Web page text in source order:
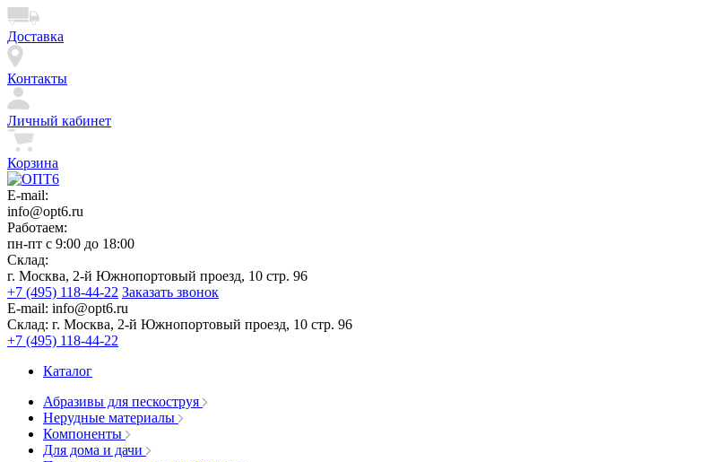
Доставка
Контакты
Личный кабинет
Корзина
E-mail:
info@opt6.ru
Работаем:
пн-пт с 9:00 до 18:00
Склад:
г. Москва, 2-й Южнопортовый проезд, 10 стр. 96
+7 (495) 118-44-22 Заказать звонок
E-mail: info@opt6.ru
Склад: г. Москва, 2-й Южнопортовый проезд, 10 стр. 96
+7 (495) 118-44-22
Каталог
Абразивы для пескоструя
Нерудные материалы
Компоненты
Для дома и дачи